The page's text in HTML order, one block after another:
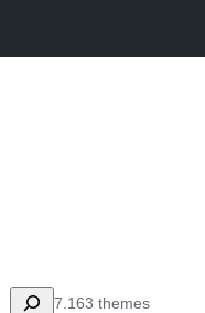
7.163 themes